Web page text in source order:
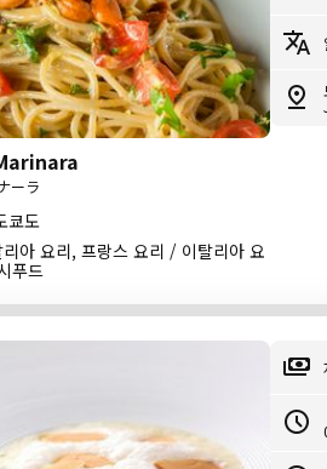
ーラ
쿄도
아 요리, 프랑스 요리 / 이탈리아 요
푸드